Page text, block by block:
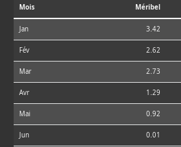
Mois Méribel
Jan 3.42
Fév 2.62
Mar 2.73
Avr 1.29
Mai 0.92
Jun 0.01